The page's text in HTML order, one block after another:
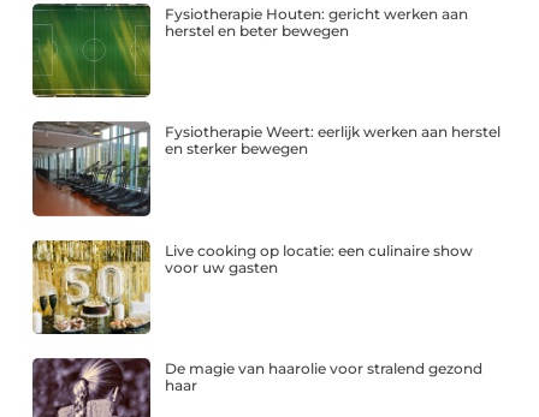
Fysiotherapie Houten: gericht werken aan
herstel en beter bewegen
Fysiotherapie Weert: eerlijk werken aan herstel
en sterker bewegen
Live cooking op locatie: een culinaire show
voor uw gasten
De magie van haarolie voor stralend gezond
haar